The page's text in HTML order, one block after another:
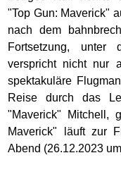
"Top Gun: Maverick"
nach dem
Fortsetzung,
verspricht nicht nur
spektakuläre
Reise durch das
"Maverick" Mitchell,
Maverick" läuft zur
Abend (26.12.2023